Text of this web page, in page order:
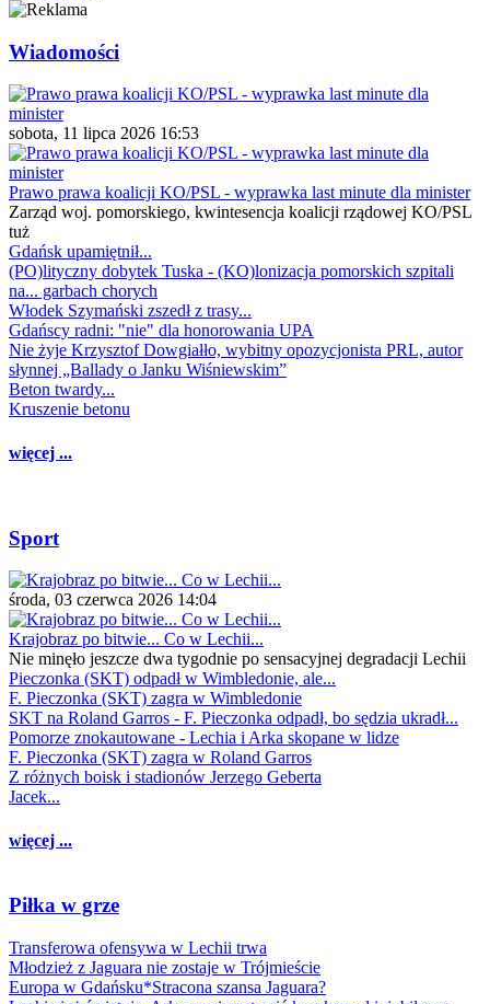
Wiadomości
sobota, 11 lipca 2026 16:53
Prawo prawa koalicji KO/PSL - wyprawka last minute dla minister
Zarząd woj. pomorskiego, kwintesencja koalicji rządowej KO/PSL
tuż
Gdańsk upamiętnił...
(PO)lityczny dobytek Tuska - (KO)lonizacja pomorskich szpitali
na... garbach chorych
Włodek Szymański zszedł z trasy...
Gdańscy radni: "nie" dla honorowania UPA
Nie żyje Krzysztof Dowgiałło, wybitny opozycjonista PRL, autor
słynnej „Ballady o Janku Wiśniewskim”
Beton twardy...
Kruszenie betonu
więcej ...
Sport
środa, 03 czerwca 2026 14:04
Krajobraz po bitwie... Co w Lechii...
Nie minęło jeszcze dwa tygodnie po sensacyjnej degradacji Lechii
Pieczonka (SKT) odpadł w Wimbledonie, ale...
F. Pieczonka (SKT) zagra w Wimbledonie
SKT na Roland Garros - F. Pieczonka odpadł, bo sędzia ukradł...
Pomorze znokautowane - Lechia i Arka skopane w lidze
F. Pieczonka (SKT) zagra w Roland Garros
Z różnych boisk i stadionów Jerzego Geberta
Jacek...
więcej ...
Piłka w grze
Transferowa ofensywa w Lechii trwa
Młodzież z Jaguara nie zostaje w Trójmieście
Europa w Gdańsku*Stracona szansa Jaguara?